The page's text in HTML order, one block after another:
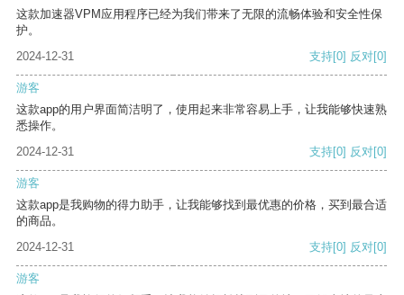
这款加速器VPM应用程序已经为我们带来了无限的流畅体验和安全性保
护。
2024-12-31
支持[0] 反对[0]
游客
这款app的用户界面简洁明了，使用起来非常容易上手，让我能够快速熟
悉操作。
2024-12-31
支持[0] 反对[0]
游客
这款app是我购物的得力助手，让我能够找到最优惠的价格，买到最合适
的商品。
2024-12-31
支持[0] 反对[0]
游客